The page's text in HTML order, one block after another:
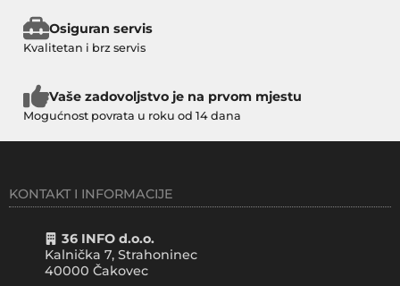
Osiguran servis
Kvalitetan i brz servis
Vaše zadovoljstvo je na prvom mjestu
Mogućnost povrata u roku od 14 dana
KONTAKT I INFORMACIJE
36 INFO d.o.o.
Kalnička 7, Strahoninec
40000 Čakovec